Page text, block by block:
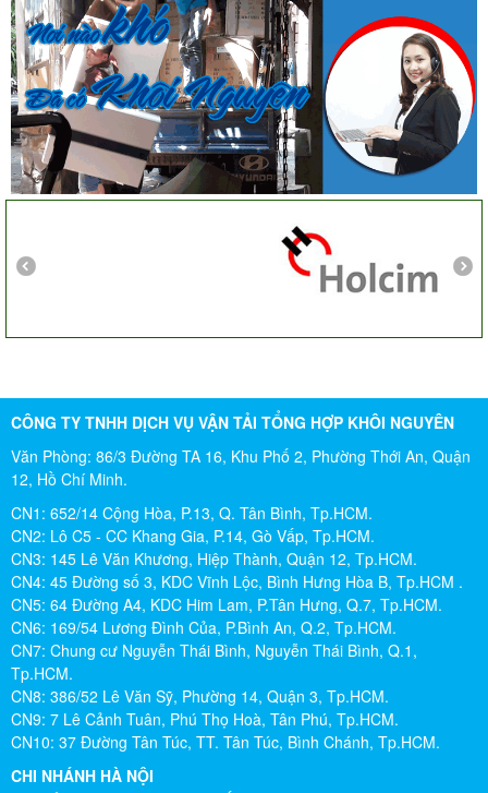
Khảo sát nhanh, giá cả hợp lý. Nhân viên nhiệt tình. Chúc
công ty ngày càng phát triển. Cảm ơn Khôi Nguyên
Chị Tố Nhi
Tô Hiến Thành - Quận 10
CÔNG TY TNHH DỊCH VỤ VẬN TẢI TỔNG HỢP KHÔI NGUYÊN
Văn Phòng: 86/3 Đường TA 16, Khu Phố 2, Phường Thới An, Quận
12, Hồ Chí Minh.
CN1: 652/14 Cộng Hòa, P.13, Q. Tân Bình, Tp.HCM.
CN2: Lô C5 - CC Khang Gia, P.14, Gò Vấp, Tp.HCM.
CN3: 145 Lê Văn Khương, Hiệp Thành, Quận 12, Tp.HCM.
CN4: 45 Đường số 3, KDC Vĩnh Lộc, Bình Hưng Hòa B, Tp.HCM .
CN5: 64 Đường A4, KDC Him Lam, P.Tân Hưng, Q.7, Tp.HCM.
CN6: 169/54 Lương Đình Của, P.Bình An, Q.2, Tp.HCM.
CN7: Chung cư Nguyễn Thái Bình, Nguyễn Thái Bình, Q.1,
Tp.HCM.
CN8: 386/52 Lê Văn Sỹ, Phường 14, Quận 3, Tp.HCM.
CN9: 7 Lê Cảnh Tuân, Phú Thọ Hoà, Tân Phú, Tp.HCM.
CN10: 37 Đường Tân Túc, TT. Tân Túc, Bình Chánh, Tp.HCM.
CHI NHÁNH HÀ NỘI